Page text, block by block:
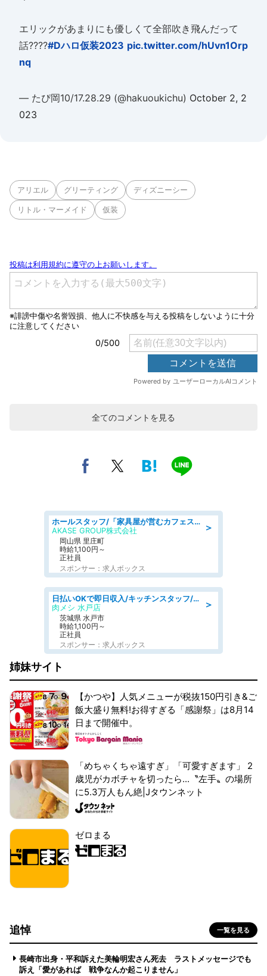
エリックがあまりにも優しくて全部吹き飛んだって
話????#Dハロ仮装2023 pic.twitter.com/hUvn1Orp
nq
— たぴ岡10/17.28.29 (@hakuoukichu) October 2, 2
023
アリエル グリーティング ディズニーシー
リトル・マーメイド 仮装
全てのコメントを見る
＞
ホールスタッフ/「家具屋が営むカフェスタッフ!」週2日～OK!嬉しいまかない付き/岡山県/浅口郡里庄町
AKASE GROUP株式会社
岡山県 里庄町
時給1,100円～
正社員
スポンサー：求人ボックス
＞
日払いOKで即日収入/キッチンスタッフ/「原付免許必須」デリバリー業務など、自己成長可能な幅広い仕事に挑戦!髪型自由&ピアス・ネイルOK/茨城県/水戸市
肉メシ 水戸店
茨城県 水戸市
時給1,100円～
正社員
スポンサー：求人ボックス
姉妹サイト
【かつや】人気メニューが税抜150円引き&ご
飯大盛り無料!お得すぎる「感謝祭」は8月14
日まで開催中。
「めちゃくちゃ遠すぎ」「可愛すぎます」 2
歳児がカボチャを切ったら...〝左手〟の場所
に5.3万人もん絶|Jタウンネット
ゼロまる
追悼 一覧を見る
長崎市出身・平和訴えた美輪明宏さん死去 ラストメッセージでも
訴え「愛があれば 戦争なんか起こりません」